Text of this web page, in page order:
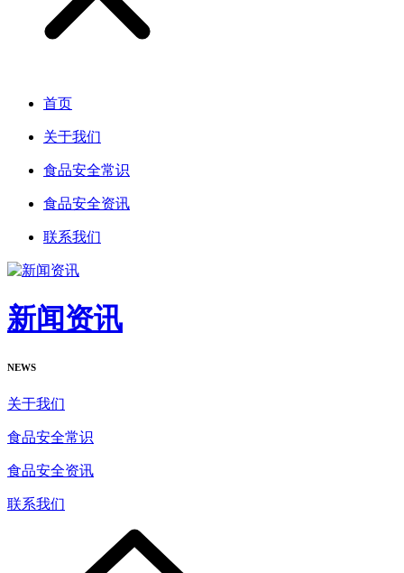
首页
关于我们
食品安全常识
食品安全资讯
联系我们
新闻资讯
NEWS
关于我们
食品安全常识
食品安全资讯
联系我们